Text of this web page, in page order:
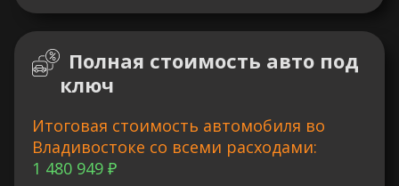
Полная стоимость авто под
ключ
Итоговая стоимость автомобиля во
Владивостоке со всеми расходами:
1 480 949 ₽